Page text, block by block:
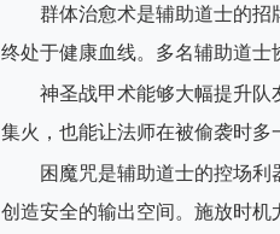
群体治愈术是辅助道士的
终处于健康血线。多名辅助道士
神圣战甲术能够大幅提升
集火，也能让法师在被偷袭时多
困魔咒是辅助道士的控场
创造安全的输出空间。施放时机